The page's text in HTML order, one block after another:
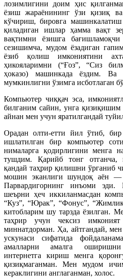
лозимлигини доим ҳис
ёзиш жараёнининг ўзи қизиқ
кўчириш, бировга
қиладиган ишлар ҳамма вақт
вақтимни ёзишга
сезишимча, мудом ёзадиган
ёзиб қолиш имкониятини
ҳикояларимни (“Ғоз”, “Сиз
ҳоказо) машинкада ёздим. Ва
мумкинлигни ўзимга исботлаган
Компьютер чиққач эса,
билганим сайин, унга
айнан мен учун яратилгандай
Орадан олти-етти йил ўтиб,
ишлатилган бир компьютер
нималарга қодирлигини менга
тушдим. Қарийб тонг отганча,
қандай таҳрир қилишни ўрганиб
мошин эканлиги шундоқ аён —
Парвардигорнинг инъоми
шеърни ҳеч иккиланмасдан
“Куз”, “Юрак”, “Фонус”,
китобларим шу тарзда ёзилган.
таҳрир учун чексиз имконият
миннатдорман. Ҳа, айтгандай,
ускунаси сифатида
амалларни амалга
интернетга кириш менга
қизиқмаганман. Мен мудом
кераклигини англаганман, холос.